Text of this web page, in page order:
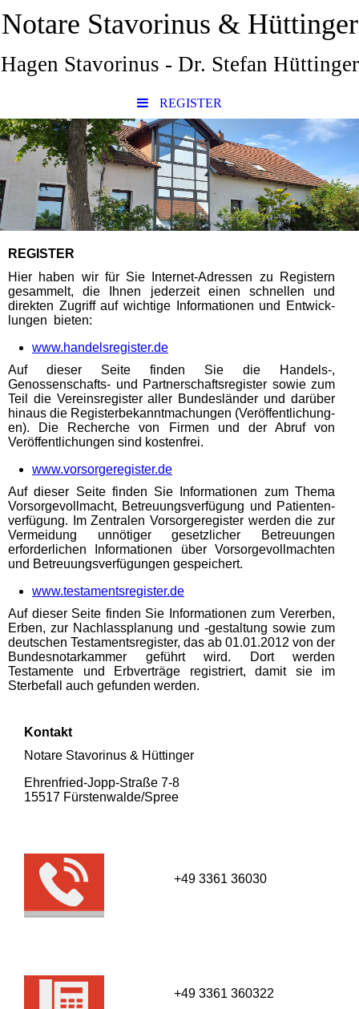
Notare Stavorinus & Hüttinger
Hagen Stavorinus - Dr. Stefan Hüttinger
REGISTER
REGISTER
Hier haben wir für Sie Internet-Adressen zu Registern
gesammelt, die Ihnen jederzeit einen schnellen und
direkten Zugriff auf wichtige Informationen und Ent­wick­
lungen bieten:
www.handelsregister.de
Auf dieser Seite finden Sie die Handels-,
Genossenschafts- und Partnerschaftsregister sowie zum
Teil die Vereinsregister aller Bundesländer und darüber
hinaus die Registerbekanntmachungen (Ver­öf­fent­lich­ung­
en). Die Recherche von Firmen und der Abruf von
Veröffentlichungen sind kostenfrei.
www.vorsorgeregister.de
Auf dieser Seite finden Sie Informationen zum Thema
Vorsorgevollmacht, Betreuungsverfügung und Pa­tient­en­
ver­füg­ung. Im Zentralen Vorsorgeregister werden die zur
Vermeidung unnötiger gesetzlicher Be­treu­ung­en
erforderlichen Informationen über Vor­sor­ge­voll­macht­en
und Betreuungsverfügungen gespeichert.
www.testamentsregister.de
Auf dieser Seite finden Sie Informationen zum Ver­er­ben,
Erben, zur Nachlassplanung und -gestaltung sowie zum
deutschen Testamentsregister, das ab 01.01.2012 von der
Bundesnotarkammer geführt wird. Dort werden
Testamente und Erbverträge registriert, damit sie im
Sterbefall auch gefunden werden.
Kontakt
Notare Stavorinus & Hüttinger
Ehrenfried-Jopp-Straße 7-8
15517 Fürsten­walde/­Spree
+49 3361 36030
+49 3361 360322